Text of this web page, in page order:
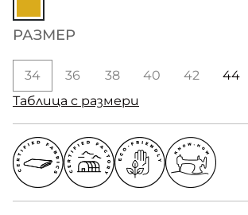
РАЗМЕР
34 36 38 40 42 44
Таблица с размери